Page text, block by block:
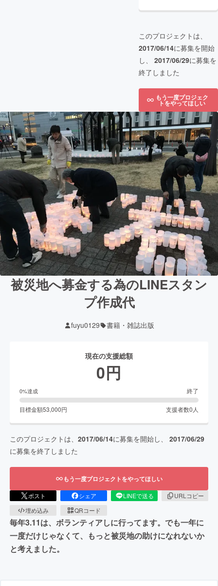
このプロジェクトは、
2017/06/14に募集を開始
し、 2017/06/29に募集を
終了しました
もう一度プロジェク
トをやってほしい
被災地へ募金する為のLINEスタン
プ作成代
fuyu0129 書籍・雑誌出版
現在の支援総額
0円
0%達成 終了
目標金額53,000円 支援者数0 人
このプロジェクトは、 2017/06/14に募集を開始し、 2017/06/29
に募集を終了しました
もう一度プロジェクトをやってほしい
ポスト シェア LINEで送る
URLコピー
埋め込み
QRコード
毎年3.11は、ボランティアしに行ってます。でも一年に
一度だけじゃなくて、もっと被災地の助けになれないか
と考えました。